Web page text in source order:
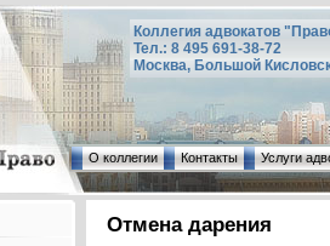
Коллегия адвокатов
Тел.: 8 495 691-38-72
Москва, Большой
О коллегии Контакты Услуги
Отмена дарения